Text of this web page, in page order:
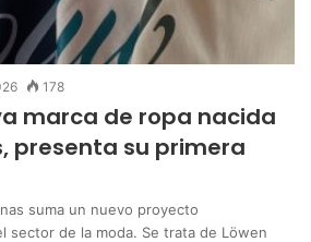
178
marca de ropa nacida
presenta su primera
suma un nuevo proyecto
sector de la moda. Se trata de Löwen